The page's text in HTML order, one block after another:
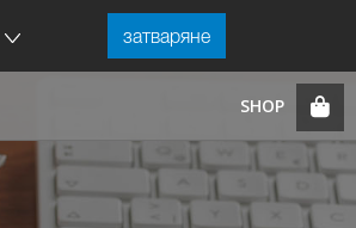
затваряне